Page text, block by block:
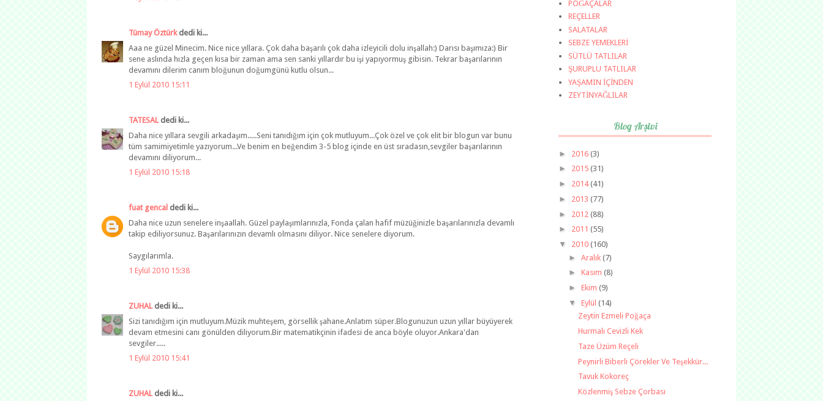
Tümay Öztürkdedi ki...
Aaa ne güzel Minecim. Nice nice yıllara. Çok daha başarılı çok daha izleyicili dolu inşallah:) Darısı başımıza:) Bir
sene aslında hızla geçen kısa bir zaman ama sen sanki yıllardır bu işi yapıyormuş gibisin. Tekrar başarılarının
devamını dilerim canım bloğunun doğumgünü kutlu olsun...
1 Eylül 2010 15:11
TATESALdedi ki...
Daha nice yıllara sevgili arkadaşım.....Seni tanıdığım için çok mutluyum...Çok özel ve çok elit bir blogun var bunu
tüm samimiyetimle yazıyorum...Ve benim en beğendim 3-5 blog içinde en üst sıradasın,sevgiler başarılarının
devamını diliyorum...
1 Eylül 2010 15:18
fuat gencal dedi ki...
Daha nice uzun senelere inşaallah. Güzel paylaşımlarınızla, Fonda çalan hafif müzüğinizle başarılarınızla devamlı
takip ediliyorsunuz. Başarılarınızın devamlı olmasını diliyor. Nice senelere diyorum.
Saygılarımla.
1 Eylül 2010 15:38
ZUHALdedi ki...
Sizi tanıdığım için mutluyum.Müzik muhteşem, görsellik şahane.Anlatım süper.Blogunuzun uzun yıllar büyüyerek
devam etmesini canı gönülden diliyorum.Bir matematikçinin ifadesi de anca böyle oluyor.Ankara'dan
sevgiler.....
1 Eylül 2010 15:41
ZUHALdedi ki...
POĞAÇALAR
REÇELLER
SALATALAR
SEBZE YEMEKLERİ
SÜTLÜ TATLILAR
ŞURUPLU TATLILAR
YAŞAMIN İÇİNDEN
ZEYTİNYAĞLILAR
Blog Arşivi
► 2016 (3)
► 2015 (31)
► 2014(41)
► 2013 (77)
► 2012 (88)
► 2011 (55)
▼ 2010 (160)
► Aralık (7)
► Kasım (8)
► Ekim (9)
▼ Eylül (14)
Zeytin Ezmeli Poğaça
Hurmalı Cevizli Kek
Taze Üzüm Reçeli
Peynirli Biberli Çörekler Ve Teşekkür...
Tavuk Kokoreç
Közlenmiş Sebze Çorbası